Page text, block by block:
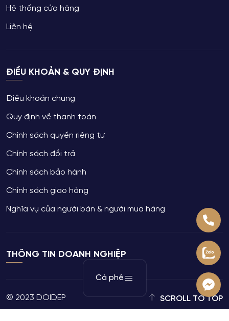
Hệ thống cửa hàng
Liên hệ
ĐIỀU KHOẢN & QUY ĐỊNH
Điều khoản chung
Quy định về thanh toán
Chính sách quyền riêng tư
Chính sách đổi trả
Chính sách bảo hành
Chính sách giao hàng
Nghĩa vụ của người bán & người mua hàng
THÔNG TIN DOANH NGHIỆP
© 2023 DOIDEP SCROLL TO TOP
Cà phê